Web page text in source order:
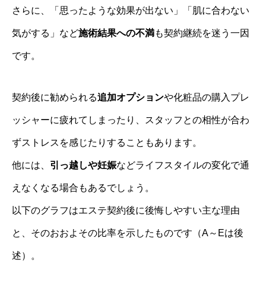
さらに、「思ったような効果が出ない」「肌に合わない
気がする」など施術結果への不満も契約継続を迷う一因
です。
契約後に勧められる追加オプションや化粧品の購入プレ
ッシャーに疲れてしまったり、スタッフとの相性が合わ
ずストレスを感じたりすることもあります。
他には、 引っ越しや妊娠などライフスタイルの変化で通
えなくなる場合もあるでしょう。
以下のグラフはエステ契約後に後悔しやすい主な理由
と、そのおおよその比率を示したものです（A～Eは後
述）。